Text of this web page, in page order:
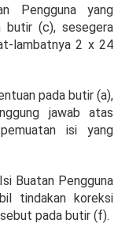
Pengguna yang
butir (c), sesegera
lambatnya 2 x 24
pada butir (a),
jawab atas
isi yang
Buatan Pengguna
tindakan koreksi
pada butir (f).